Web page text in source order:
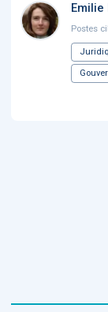
Emilie
Postes